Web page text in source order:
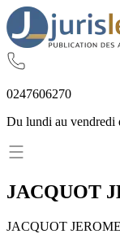
0247606270
Du lundi au vendredi
JACQUOT
JACQUOT JEROME